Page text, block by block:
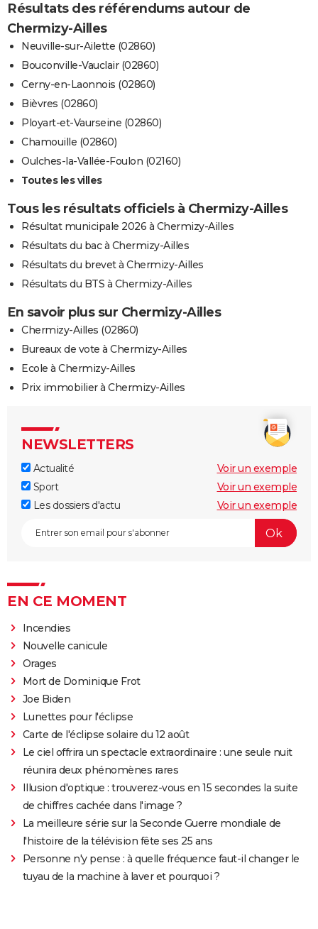
Résultats des référendums autour de
Chermizy-Ailles
Neuville-sur-Ailette (02860)
Bouconville-Vauclair (02860)
Cerny-en-Laonnois (02860)
Bièvres (02860)
Ployart-et-Vaurseine (02860)
Chamouille (02860)
Oulches-la-Vallée-Foulon (02160)
Toutes les villes
Tous les résultats officiels à Chermizy-Ailles
Résultat municipale 2026 à Chermizy-Ailles
Résultats du bac à Chermizy-Ailles
Résultats du brevet à Chermizy-Ailles
Résultats du BTS à Chermizy-Ailles
En savoir plus sur Chermizy-Ailles
Chermizy-Ailles (02860)
Bureaux de vote à Chermizy-Ailles
Ecole à Chermizy-Ailles
Prix immobilier à Chermizy-Ailles
NEWSLETTERS
Actualité
Voir un exemple
Sport
Voir un exemple
Les dossiers d'actu
Voir un exemple
EN CE MOMENT
Incendies
Nouvelle canicule
Orages
Mort de Dominique Frot
Joe Biden
Lunettes pour l'éclipse
Carte de l'éclipse solaire du 12 août
Le ciel offrira un spectacle extraordinaire : une seule nuit
réunira deux phénomènes rares
Illusion d'optique : trouverez-vous en 15 secondes la suite
de chiffres cachée dans l'image ?
La meilleure série sur la Seconde Guerre mondiale de
l'histoire de la télévision fête ses 25 ans
Personne n'y pense : à quelle fréquence faut-il changer le
tuyau de la machine à laver et pourquoi ?